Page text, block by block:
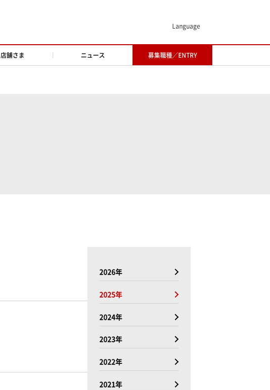
Language
店舗さま ニュース 募集職種／ENTRY
2026年
2025年
2024年
2023年
2022年
2021年